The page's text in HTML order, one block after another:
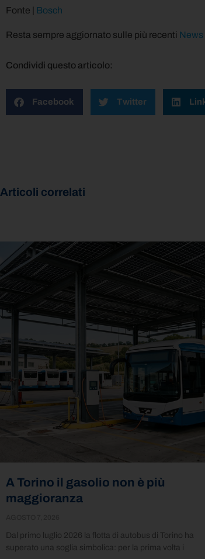
Fonte | Bosch
Resta sempre aggiornato sulle più recenti News
Condividi questo articolo:
Facebook Twitter
Articoli correlati
A Torino il gasolio non è più
maggioranza
Dal primo luglio 2026 la flotta di autobus di Torino ha
superato una soglia simbolica: per la prima volta i